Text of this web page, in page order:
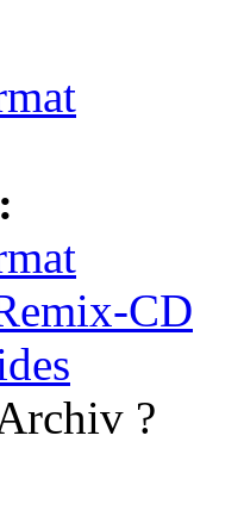
CD
?